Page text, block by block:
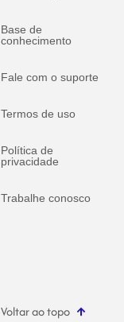
Base de
conhecimento
Fale com o suporte
Termos de uso
Política de
privacidade
Trabalhe conosco
Voltar ao topo